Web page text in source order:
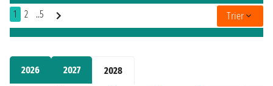
2026 2027 2028
1 2 ..5 Trier